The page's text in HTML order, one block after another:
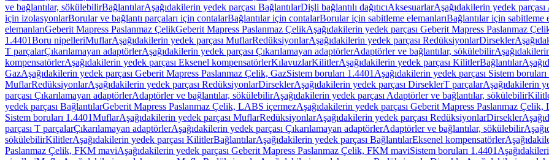
ve bağlantılar, sökülebilirBağlantılarAşağıdakilerin yedek parçası BağlantılarDişli bağlantılı dağıtıcıAksesuarlarAşağıdakilerin yedek parçası
için izolasyonlarBorular ve bağlantı parçaları için contalarBağlantılar için contalarBorular için sabitleme elemanlarıBağlantılar için sabitleme
elemanlarıGeberit Mapress Paslanmaz ÇelikGeberit Mapress Paslanmaz ÇelikAşağıdakilerin yedek parçası Geberit Mapress Paslanmaz
1.4401Boru nipelleriMuflarAşağıdakilerin yedek parçası MuflarRedüksiyonlarAşağıdakilerin yedek parçası RedüksiyonlarDirsekler
T parçalarÇıkarılamayan adaptörlerAşağıdakilerin yedek parçası Çıkarılamayan adaptörlerAdaptörler ve bağlantılar, sökülebilir
kompensatörlerAşağıdakilerin yedek parçası Eksenel kompensatörlerKılavuzlarKilitlerAşağıdakilerin yedek parçası KilitlerBağlantılar
GazAşağıdakilerin yedek parçası Geberit Mapress Paslanmaz Çelik, GazSistem boruları 1.4401 Aşağıdakilerin yedek parçası Sistem boruları
MuflarRedüksiyonlarAşağıdakilerin yedek parçası RedüksiyonlarDirseklerAşağıdakilerin yedek parçası DirseklerT parçalarAşağıdakilerin
parçası Çıkarılamayan adaptörlerAdaptörler ve bağlantılar, sökülebilirAşağıdakilerin yedek parçası Adaptörler ve bağlantılar, sökülebilir
yedek parçası BağlantılarGeberit Mapress Paslanmaz Çelik, LABS içermezAşağıdakilerin yedek parçası Geberit Mapress Paslanmaz
Sistem boruları 1.4401MuflarAşağıdakilerin yedek parçası MuflarRedüksiyonlarAşağıdakilerin yedek parçası RedüksiyonlarDirsekler
parçası T parçalarÇıkarılamayan adaptörlerAşağıdakilerin yedek parçası Çıkarılamayan adaptörlerAdaptörler ve bağlantılar, sökülebilir
sökülebilirKilitlerAşağıdakilerin yedek parçası KilitlerBağlantılarAşağıdakilerin yedek parçası BağlantılarEksenel kompensatörler
Paslanmaz Çelik, FKM maviAşağıdakilerin yedek parçası Geberit Mapress Paslanmaz Çelik, FKM maviSistem boruları 1.4401